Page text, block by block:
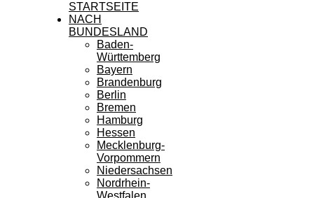
STARTSEITE
NACH
BUNDESLAND
Baden-
Württemberg
Bayern
Brandenburg
Berlin
Bremen
Hamburg
Hessen
Mecklenburg-
Vorpommern
Niedersachsen
Nordrhein-
Westfalen